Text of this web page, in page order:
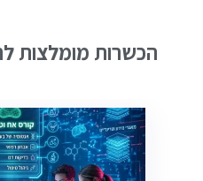
הכשרות מומלצות